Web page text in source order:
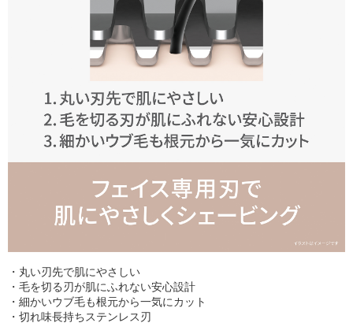
・丸い刃先で肌にやさしい
・毛を切る刃が肌にふれない安心設計
・細かいウブ毛も根元から一気にカット
・切れ味長持ちステンレス刃